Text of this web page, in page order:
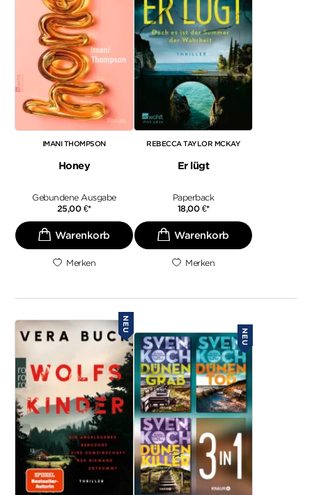
IMANI THOMPSON
Honey
Gebundene Ausgabe
25,00 €*
Merken
REBECCA TAYLOR MCKAY
Er lügt
Paperback
18,00 €*
Merken
NEU
NEU